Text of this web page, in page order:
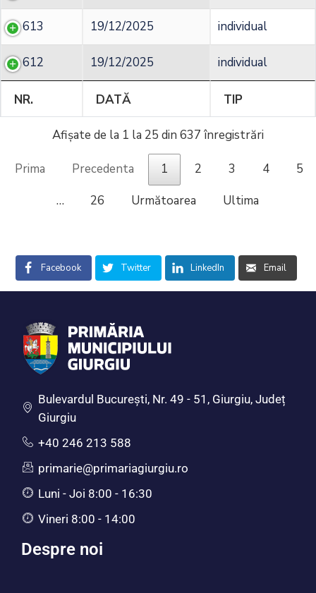
613 19/12/2025 individual
612 19/12/2025 individual
NR. DATĂ TIP
Afișate de la 1 la 25 din 637 înregistrări
Prima Precedenta 1 2 3 4
5
…
26 Următoarea Ultima
Facebook Twitter LinkedIn Email
Bulevardul Bucureşti, Nr. 49 - 51, Giurgiu, Județ
Giurgiu
+40 246 213 588
primarie@primariagiurgiu.ro
Luni - Joi 8:00 - 16:30
Vineri 8:00 - 14:00
Despre noi